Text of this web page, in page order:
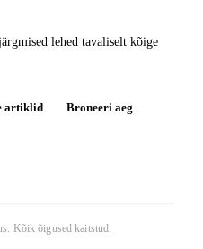
lehed tavaliselt kõige
artiklid Broneeri aeg
. Kõik õigused kaitstud.